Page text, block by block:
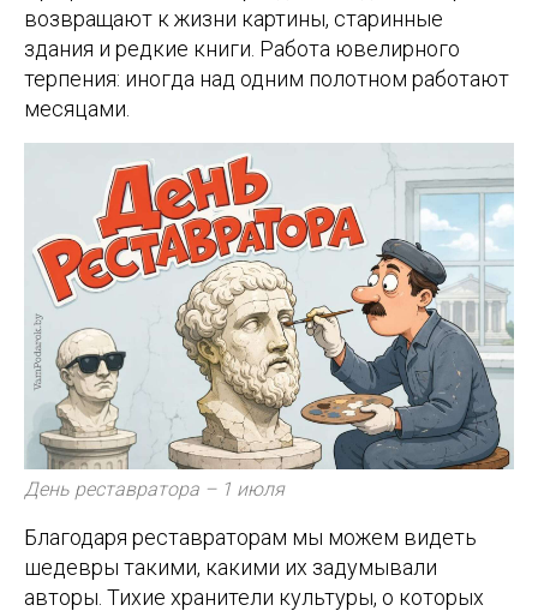
возвращают к жизни картины, старинные
здания и редкие книги. Работа ювелирного
терпения: иногда над одним полотном работают
месяцами.
День реставратора – 1 июля
Благодаря реставраторам мы можем видеть
шедевры такими, какими их задумывали
авторы. Тихие хранители культуры, о которых